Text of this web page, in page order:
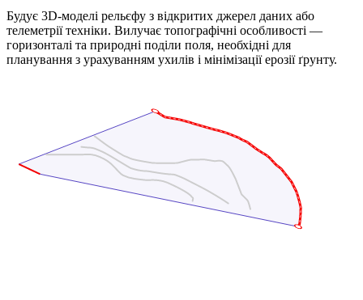
Будує 3D-моделі рельєфу з відкритих джерел даних або
телеметрії техніки. Вилучає топографічні особливості —
горизонталі та природні поділи поля, необхідні для
планування з урахуванням ухилів і мінімізації ерозії ґрунту.